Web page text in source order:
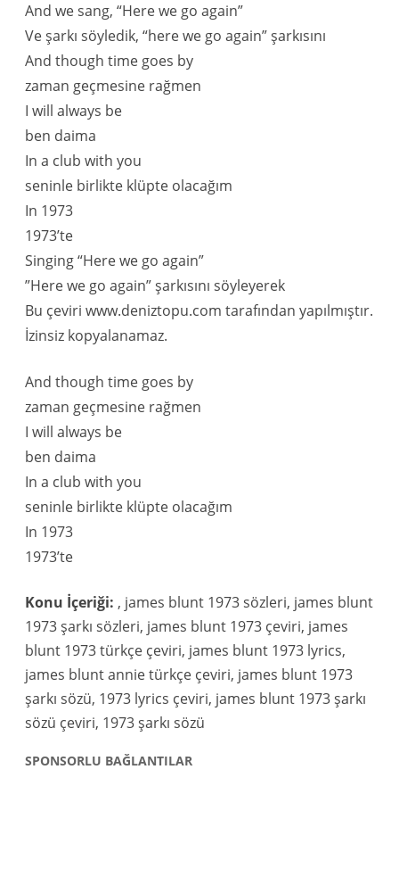
And we sang, “Here we go again”
Ve şarkı söyledik, “here we go again” şarkısını
And though time goes by
zaman geçmesine rağmen
I will always be
ben daima
In a club with you
seninle birlikte klüpte olacağım
In 1973
1973’te
Singing “Here we go again”
”Here we go again” şarkısını söyleyerek
Bu çeviri www.deniztopu.com tarafından yapılmıştır.
İzinsiz kopyalanamaz.
And though time goes by
zaman geçmesine rağmen
I will always be
ben daima
In a club with you
seninle birlikte klüpte olacağım
In 1973
1973’te
Konu İçeriği: , james blunt 1973 sözleri, james blunt
1973 şarkı sözleri, james blunt 1973 çeviri, james
blunt 1973 türkçe çeviri, james blunt 1973 lyrics,
james blunt annie türkçe çeviri, james blunt 1973
şarkı sözü, 1973 lyrics çeviri, james blunt 1973 şarkı
sözü çeviri, 1973 şarkı sözü
SPONSORLU BAĞLANTILAR